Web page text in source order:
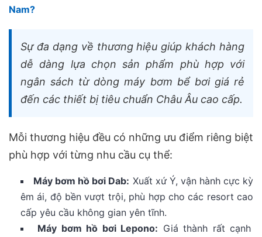
Nam?
Sự đa dạng về thương hiệu giúp khách hàng
dễ dàng lựa chọn sản phẩm phù hợp với
ngân sách từ dòng máy bơm bể bơi giá rẻ
đến các thiết bị tiêu chuẩn Châu Âu cao cấp.
Mỗi thương hiệu đều có những ưu điểm riêng biệt
phù hợp với từng nhu cầu cụ thể:
Máy bơm hồ bơi Dab: Xuất xứ Ý, vận hành cực kỳ
êm ái, độ bền vượt trội, phù hợp cho các resort cao
cấp yêu cầu không gian yên tĩnh.
Máy bơm hồ bơi Lepono: Giá thành rất cạnh